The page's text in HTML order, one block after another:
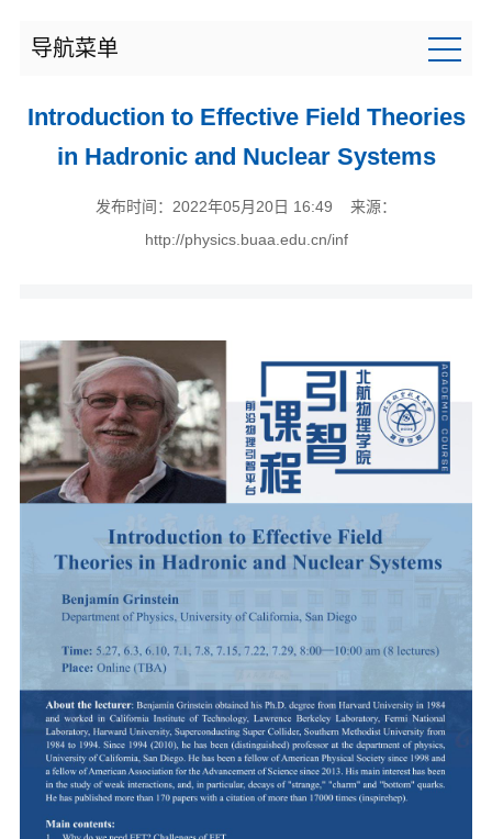
导航菜单
Introduction to Effective Field Theories
in Hadronic and Nuclear Systems
发布时间：2022年05月20日 16:49 来源：
http://physics.buaa.edu.cn/inf